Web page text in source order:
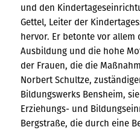
und den
Gettel, Leiter der
hervor. Er betonte vor allem
Ausbildung und die hohe
der Frauen, die die
Norbert Schultze,
Bildungswerks Bensheim,
Erziehungs- und
Bergstraße, die durch eine